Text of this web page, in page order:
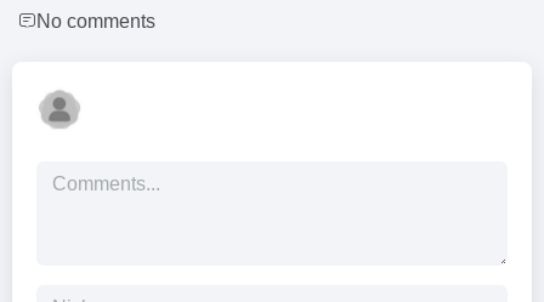
No comments